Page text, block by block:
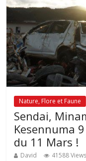
Nature, Flore et Faune
Sendai,
Kesennuma
du 11 Mars !
David 41588 Views